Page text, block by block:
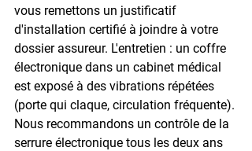
vous remettons un justificatif
d'installation certifié à joindre à votre
dossier assureur. L'entretien : un coffre
électronique dans un cabinet médical
est exposé à des vibrations répétées
(porte qui claque, circulation fréquente).
Nous recommandons un contrôle de la
serrure électronique tous les deux ans